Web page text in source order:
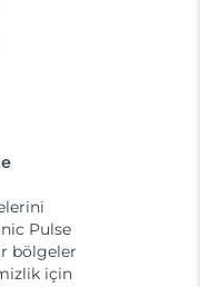
Pulse
bölgeler
için